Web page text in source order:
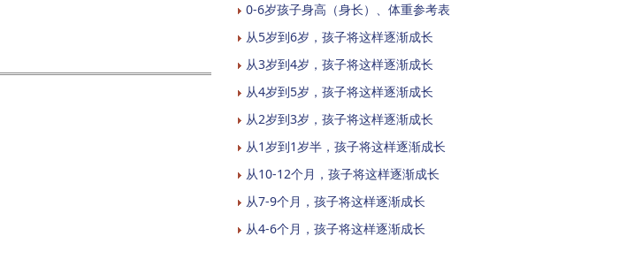
0-6岁孩子身高（身长）、体重参考表
从5岁到6岁，孩子将这样逐渐成长
从3岁到4岁，孩子将这样逐渐成长
从4岁到5岁，孩子将这样逐渐成长
从2岁到3岁，孩子将这样逐渐成长
从1岁到1岁半，孩子将这样逐渐成长
从10-12个月，孩子将这样逐渐成长
从7-9个月，孩子将这样逐渐成长
从4-6个月，孩子将这样逐渐成长